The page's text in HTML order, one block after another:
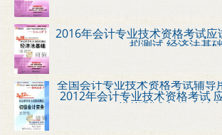
2016年会计专业技术资格考试
拟测试 经济法基础
全国会计专业技术资格考试辅导
2012年会计专业技术资格考试
模拟测试 初级会计实